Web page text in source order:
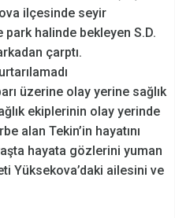
ilçesinde seyir
halinde bekleyen S.D.
çarptı.
üzerine olay yerine sağlık
ekiplerinin olay yerinde
alan Tekin’in hayatını
hayata gözlerini yuman
Yüksekova’daki ailesini ve